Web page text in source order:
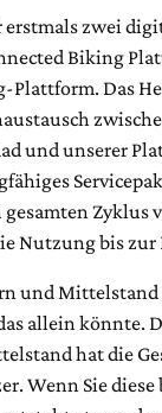
zwei
Biking
Plattform. Das
und unserer
Zyklus
Nutzung bis zur
und Mittelstand
allein könnte.
hat die
Wenn Sie